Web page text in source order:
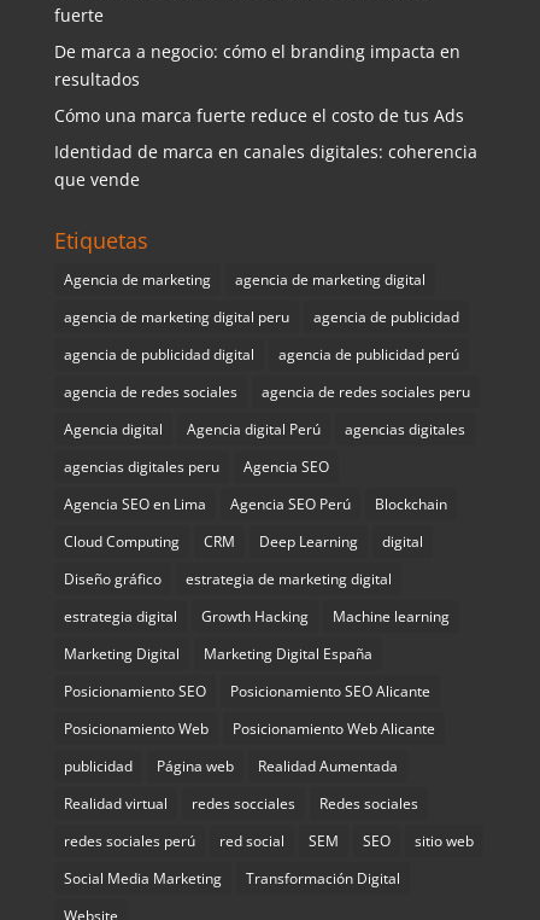
fuerte
De marca a negocio: cómo el branding impacta en
resultados
Cómo una marca fuerte reduce el costo de tus Ads
Identidad de marca en canales digitales: coherencia
que vende
Etiquetas
Agencia de marketing
agencia de marketing digital
agencia de marketing digital peru
agencia de publicidad
agencia de publicidad digital
agencia de publicidad perú
agencia de redes sociales
agencia de redes sociales peru
Agencia digital
Agencia digital Perú
agencias digitales
agencias digitales peru
Agencia SEO
Agencia SEO en Lima
Agencia SEO Perú
Blockchain
Cloud Computing
CRM Deep Learning
digital
Diseño gráfico
estrategia de marketing digital
estrategia digital
Growth Hacking
Machine learning
Marketing Digital
Marketing Digital España
Posicionamiento SEO
Posicionamiento SEO Alicante
Posicionamiento Web
Posicionamiento Web Alicante
publicidad
Página web
Realidad Aumentada
Realidad virtual
redes socciales
Redes sociales
redes sociales perú
red social SEM SEO
sitio web
Social Media Marketing
Transformación Digital
Website